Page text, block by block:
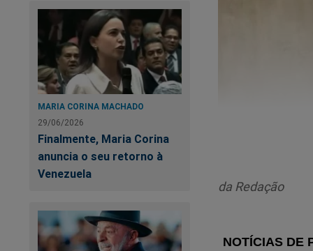
MARIA CORINA MACHADO
29/06/2026
Finalmente, Maria Corina
anuncia o seu retorno à
Venezuela
da Redação